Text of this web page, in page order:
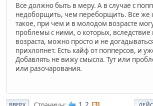
Все должно быть в меру. А в случае с
недоборщить, чем переборщить. Все же
такое, при чем и в молодом возрасте
проблемы с ними, о которых, вследствие
возраста, можно просто и не
прихлопнет. Есть кайф от попперсов, и
Добавлять не вижу смысла. Тут или
или разочарования.